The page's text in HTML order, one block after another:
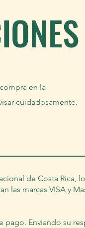
en la
cuidadosamente.
de Costa Rica,
las marcas VISA y
pago. Enviando su